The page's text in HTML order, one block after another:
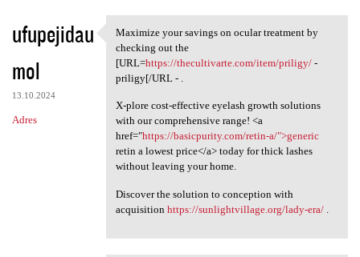
ufupejidau
mol
13.10.2024
Adres
Maximize your savings on
Maximize your savings on ocular treatment by
checking out the
[URL=https://thecultivarte.com/item/priligy/-
priligy[/URL - .
X-plore cost-effective eyelash growth solutions
with our comprehensive range! <a
href="https://basicpurity.com/retin-a/">generic
retin a lowest price</a> today for thick lashes
without leaving your home.
Discover the solution to conception with
acquisition https://sunlightvillage.org/lady-era/.